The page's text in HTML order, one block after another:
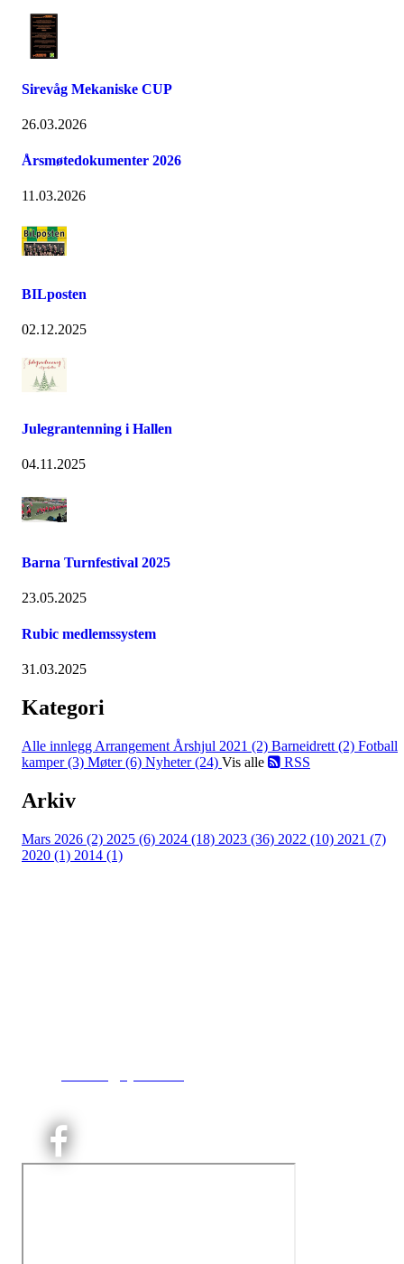
Sirevåg Mekaniske CUP
26.03.2026
Årsmøtedokumenter 2026
11.03.2026
BILposten
02.12.2025
Julegrantenning i Hallen
04.11.2025
Barna Turnfestival 2025
23.05.2025
Rubic medlemssystem
31.03.2025
Kategori
Alle innlegg Arrangement Årshjul 2021 (2) Barneidrett (2) Fotball
kamper (3) Møter (6) Nyheter (24) Vis alle RSS
Arkiv
Mars 2026 (2) 2025 (6) 2024 (18) 2023 (36) 2022 (10) 2021 (7)
2020 (1) 2014 (1)